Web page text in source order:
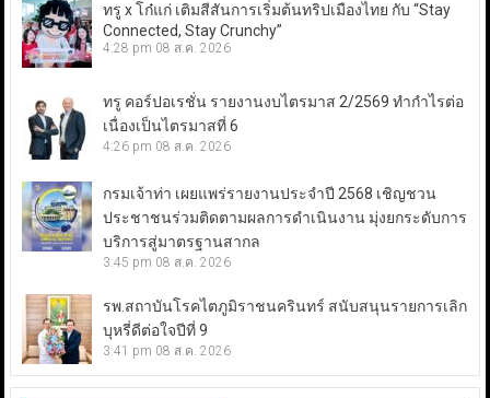
ทรู x โก๋แก่ เติมสีสันการเริ่มต้นทริปเมืองไทย กับ “Stay
Connected, Stay Crunchy”
4:28 pm 08 ส.ค. 2026
ทรู คอร์ปอเรชั่น รายงานงบไตรมาส 2/2569 ทำกำไรต่อ
เนื่องเป็นไตรมาสที่ 6
4:26 pm 08 ส.ค. 2026
กรมเจ้าท่า เผยแพร่รายงานประจำปี 2568 เชิญชวน
ประชาชนร่วมติดตามผลการดำเนินงาน มุ่งยกระดับการ
บริการสู่มาตรฐานสากล
3:45 pm 08 ส.ค. 2026
รพ.สถาบันโรคไตภูมิราชนครินทร์ สนับสนุนรายการเลิก
บุหรี่ดีต่อใจปีที่ 9
3:41 pm 08 ส.ค. 2026